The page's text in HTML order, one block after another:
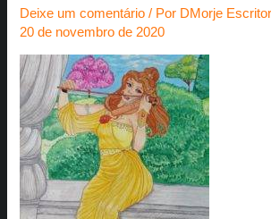
Deixe um comentário / Por DMorje
20 de novembro de 2020